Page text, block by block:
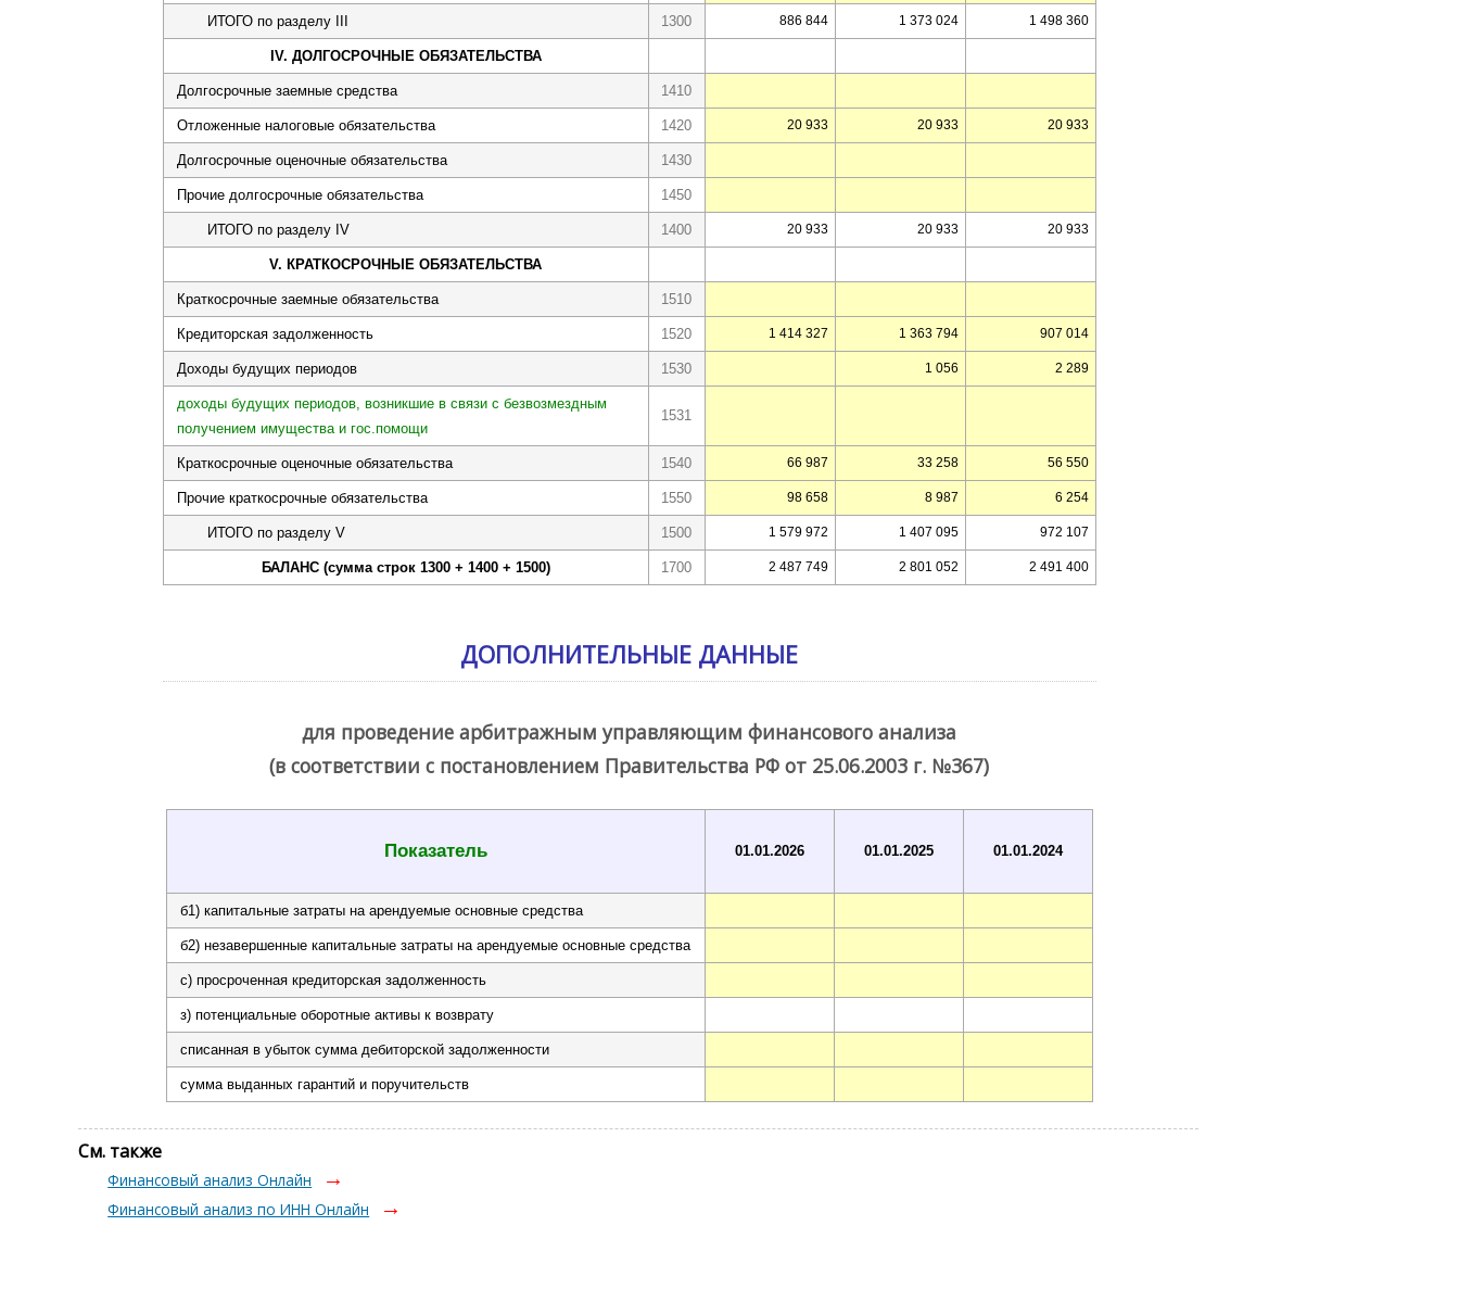
ИТОГО по разделу III 1300 886 844 1 373 024 1 498 360
IV. ДОЛГОСРОЧНЫЕ ОБЯЗАТЕЛЬСТВА
Долгосрочные заемные средства 1410
Отложенные налоговые обязательства 1420 20 933 20 933 20 933
Долгосрочные оценочные обязательства 1430
Прочие долгосрочные обязательства 1450
ИТОГО по разделу IV 1400 20 933 20 933 20 933
V. КРАТКОСРОЧНЫЕ ОБЯЗАТЕЛЬСТВА
Краткосрочные заемные обязательства 1510
Кредиторская задолженность 1520 1 414 327 1 363 794 907 014
Доходы будущих периодов 1530 1 056 2 289
доходы будущих периодов, возникшие в связи с безвозмездным
получением имущества и гос.помощи
1531
Краткосрочные оценочные обязательства 1540 66 987 33 258 56 550
Прочие краткосрочные обязательства 1550 98 658 8 987 6 254
ИТОГО по разделу V 1500 1 579 972 1 407 095 972 107
БАЛАНС (сумма строк 1300 + 1400 + 1500) 1700 2 487 749 2 801 052 2 491 400
ДОПОЛНИТЕЛЬНЫЕ ДАННЫЕ
для проведение арбитражным управляющим финансового анализа
(в соответствии с постановлением Правительства РФ от 25.06.2003 г. №367)
Показатель 01.01.2026 01.01.2025 01.01.2024
б1) капитальные затраты на арендуемые основные средства
б2) незавершенные капитальные затраты на арендуемые основные средства
с) просроченная кредиторская задолженность
з) потенциальные оборотные активы к возврату
списанная в убыток сумма дебиторской задолженности
сумма выданных гарантий и поручительств
См. также
Финансовый анализ Онлайн
Финансовый анализ по ИНН Онлайн